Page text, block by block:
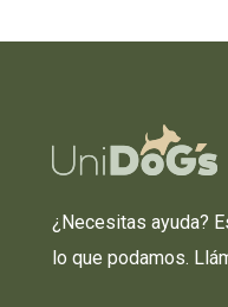
¿Necesitas ayuda?
lo que podamos.